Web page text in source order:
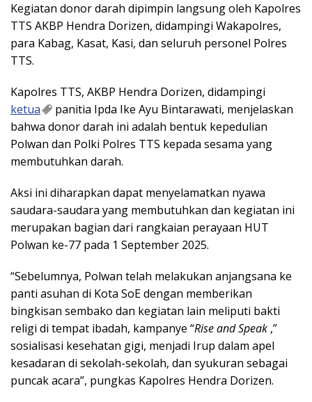
Kegiatan donor darah dipimpin langsung oleh Kapolres
TTS AKBP Hendra Dorizen, didampingi Wakapolres,
para Kabag, Kasat, Kasi, dan seluruh personel Polres
TTS.
Kapolres TTS, AKBP Hendra Dorizen, didampingi
ketua
panitia Ipda Ike Ayu Bintarawati, menjelaskan
bahwa donor darah ini adalah bentuk kepedulian
Polwan dan Polki Polres TTS kepada sesama yang
membutuhkan darah.
Aksi ini diharapkan dapat menyelamatkan nyawa
saudara-saudara yang membutuhkan dan kegiatan ini
merupakan bagian dari rangkaian perayaan HUT
Polwan ke-77 pada 1 September 2025.
“Sebelumnya, Polwan telah melakukan anjangsana ke
panti asuhan di Kota SoE dengan memberikan
bingkisan sembako dan kegiatan lain meliputi bakti
religi di tempat ibadah, kampanye “Rise and Speak ,”
sosialisasi kesehatan gigi, menjadi Irup dalam apel
kesadaran di sekolah-sekolah, dan syukuran sebagai
puncak acara”, pungkas Kapolres Hendra Dorizen.